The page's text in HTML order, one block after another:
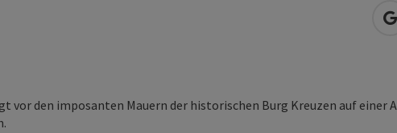
vor den imposanten Mauern der historischen Burg Kreuzen auf einer